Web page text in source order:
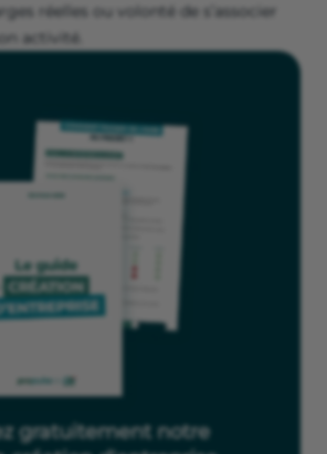
réelles ou volonté de s’associer
activité.
gratuitement notre